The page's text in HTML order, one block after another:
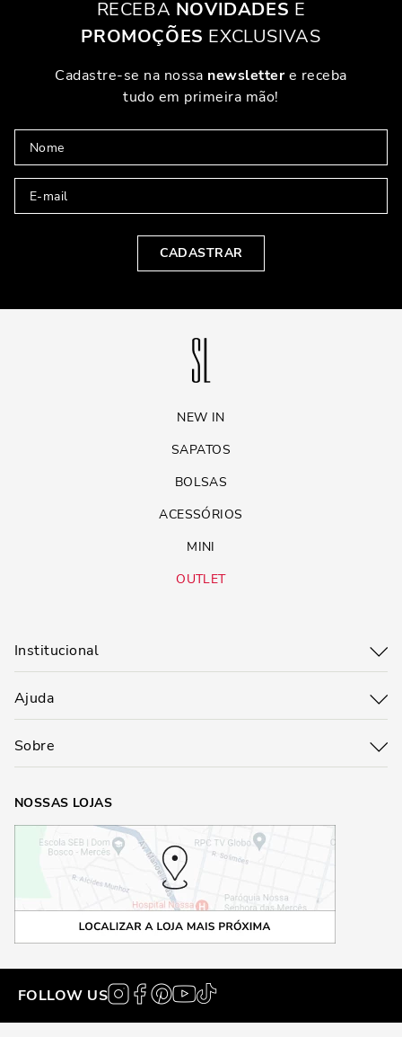
RECEBA NOVIDADES E
PROMOÇÕES EXCLUSIVAS
Cadastre-se na nossa newslettere receba
tudo em primeira mão!
CADASTRAR
NEW IN
SAPATOS
BOLSAS
ACESSÓRIOS
MINI
OUTLET
Institucional
Ajuda
Sobre
NOSSAS LOJAS
FOLLOW US